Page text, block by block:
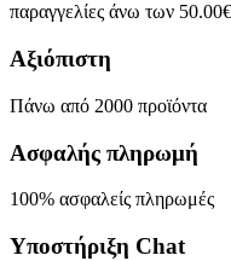
παραγγελίες άνω των 50.00€
Αξιόπιστη
Πάνω από 2000 προϊόντα
Ασφαλής πληρωμή
100% ασφαλείς πληρωμές
Υποστήριξη Chat